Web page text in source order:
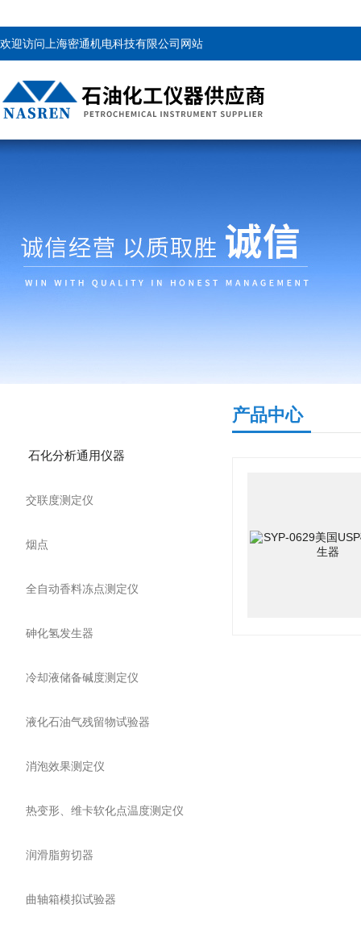
欢迎访问上海密通机电科技有限公司网站
石化分析通用仪器
交联度测定仪
烟点
全自动香料冻点测定仪
砷化氢发生器
冷却液储备碱度测定仪
液化石油气残留物试验器
消泡效果测定仪
热变形、维卡软化点温度测定仪
润滑脂剪切器
曲轴箱模拟试验器
产品中心